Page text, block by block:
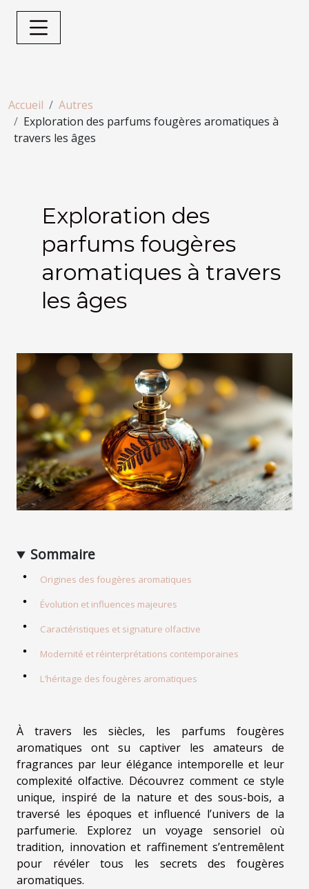
Accueil
Autres
Exploration des parfums fougères aromatiques à
travers les âges
Exploration des
parfums fougères
aromatiques à travers
les âges
Sommaire
Origines des fougères aromatiques
Évolution et influences majeures
Caractéristiques et signature olfactive
Modernité et réinterprétations contemporaines
L’héritage des fougères aromatiques
À travers les siècles, les parfums fougères
aromatiques ont su captiver les amateurs de
fragrances par leur élégance intemporelle et leur
complexité olfactive. Découvrez comment ce style
unique, inspiré de la nature et des sous-bois, a
traversé les époques et influencé l’univers de la
parfumerie. Explorez un voyage sensoriel où
tradition, innovation et raffinement s’entremêlent
pour révéler tous les secrets des fougères
aromatiques.